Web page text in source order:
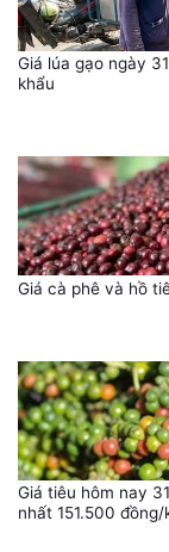
Giá lúa gạo ngày
khẩu
Giá cà phê và hồ
Giá tiêu hôm nay
nhất 151.500 đồng/